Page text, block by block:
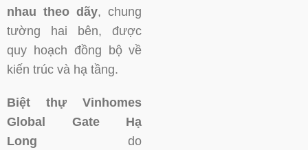
nhau theo dãy, chung
tường hai bên, được
quy hoạch đồng bộ về
kiến trúc và hạ tầng.
Biệt thự Vinhomes
Global Gate Hạ
Long do